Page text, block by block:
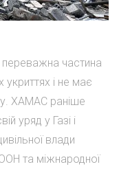
переважна частина
і не має
ХАМАС раніше
уряд у Газі і
влади
та міжнародної